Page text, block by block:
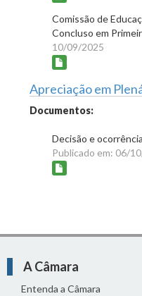
Comissão de
Concluso em
10/09/2025
Apreciação em
Documentos:
Decisão e
Publicado em: 06/
A Câmara
Entenda a Câmara